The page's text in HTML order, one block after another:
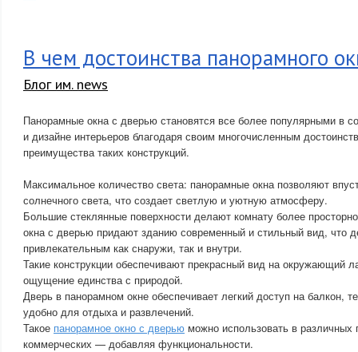
В чем достоинства панорамного
Блог им. news
Панорамные окна с дверью становятся все более популярными в
и дизайне интерьеров благодаря своим многочисленным
преимущества таких конструкций.
Максимальное количество света: панорамные окна позволяют
солнечного света, что создает светлую и уютную атмосферу.
Большие стеклянные поверхности делают комнату более
окна с дверью придают зданию современный и стильный вид, что
привлекательным как снаружи, так и внутри.
Такие конструкции обеспечивают прекрасный вид на окружающий
ощущение единства с природой.
Дверь в панорамном окне обеспечивает легкий доступ на балкон,
удобно для отдыха и развлечений.
Такое панорамное окно с дверью можно использовать в
коммерческих — добавляя функциональности.